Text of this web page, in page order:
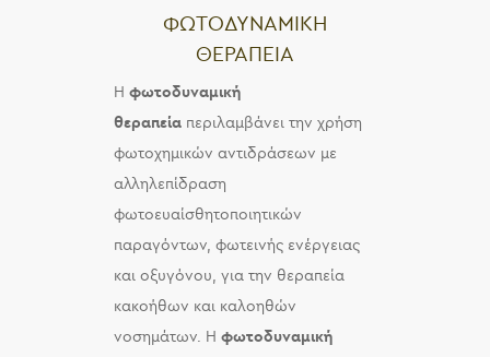
ΦΩΤΟΔΥΝΑΜΙΚΗ
ΘΕΡΑΠΕΙΑ
Η φωτοδυναμική
θεραπεία περιλαμβάνει την χρήση
φωτοχημικών αντιδράσεων με
αλληλεπίδραση
φωτοευαίσθητοποιητικών
παραγόντων, φωτεινής ενέργειας
και οξυγόνου, για την θεραπεία
κακοήθων και καλοηθών
νοσημάτων. Η φωτοδυναμική